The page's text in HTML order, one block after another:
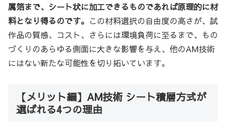
属箔まで、シート状に加工できるものであれば原理的に材
料となり得るのです。 この材料選択の自由度の高さが、試
作品の質感、コスト、さらには環境負荷に至るまで、もの
づくりのあらゆる側面に大きな影響を与え、他のAM技術
にはない新たな可能性を切り拓いています。
【メリット編】AM技術 シート積層方式が
選ばれる4つの理由